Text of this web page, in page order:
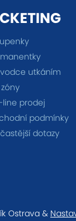
utkáním
zóny
line prodej
podmínky
dotazy
Ostrava &